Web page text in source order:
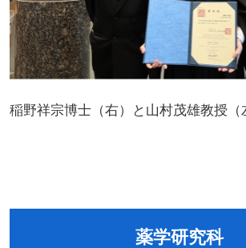
稲野祥宗博士（右）と山村茂雄教授（
薬学研究科